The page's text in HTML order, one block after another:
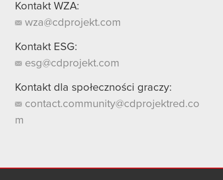
Kontakt WZA:
wza@cdprojekt.com
Kontakt ESG:
esg@cdprojekt.com
Kontakt dla społeczności graczy:
contact.community@cdprojektred.co
m